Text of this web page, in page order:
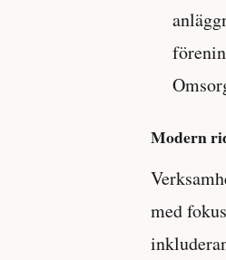
Modern
med